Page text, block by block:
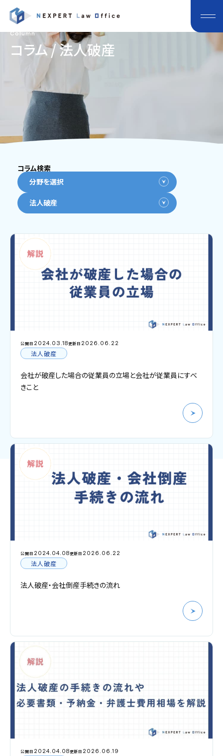
Column
コラム / 法人破産
コラム検索
分野を選択
法人破産
公開日 2024.03.18更新日 2026.06.22
法人破産
会社が破産した場合の従業員の立場と会社が従業員にすべ
きこと
公開日 2024.04.08更新日 2026.06.22
法人破産
法人破産・会社倒産手続きの流れ
公開日 2024.04.08更新日 2026.06.19